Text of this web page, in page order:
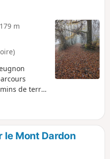
m
de terre
du
le Mont Dardon